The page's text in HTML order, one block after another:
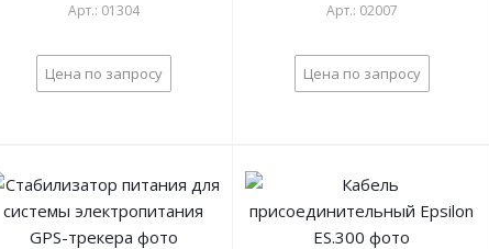
Арт.: 01304
Цена по запросу
Арт.: 02007
Цена по запросу